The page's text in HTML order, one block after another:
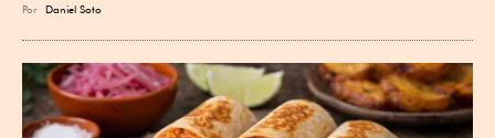
Por Daniel Soto